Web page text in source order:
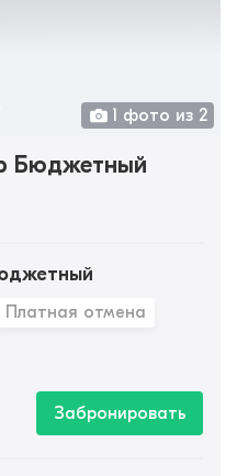
1 фото из 2
Бюджетный
Платная отмена
Забронировать